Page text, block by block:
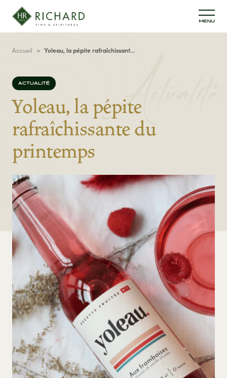
Aller au contenu principal
Fil d'Ariane
Accueil Yoleau, la pépite rafraîchissante | du printemps
Actualité
ACTUALITÉ
Yoleau, la pépite
rafraîchissantedu
printemps